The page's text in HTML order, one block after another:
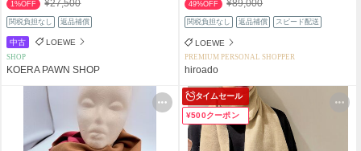
1%OFF ¥27,500
関税負担なし 返品補償
中古 LOEWE
SHOP
KOERA PAWN SHOP
49%OFF ¥89,000
関税負担なし 返品補償 スピード配送
LOEWE
PREMIUM PERSONAL SHOPPER
hiroado
タイムセール
¥500クーポン